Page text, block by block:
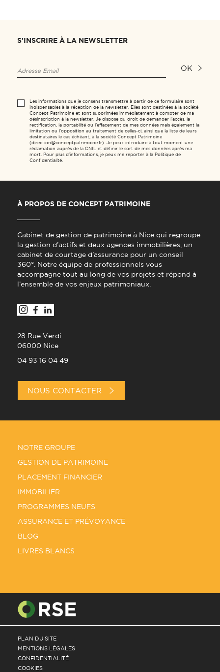
S'INSCRIRE À LA NEWSLETTER
OK
Les informations que je consens transmettre à partir de ce formulaire sont
indispensables à la réception de la newsletter. Elles sont destinées à la société
Concept Patrimoine et sont supprimées immédiatement à compter de ma
désinscription à la newsletter. Je dispose du droit de demander l’accès, la
rectification, la portabilité ou l’effacement de mes données mais également la
limitation ou l’opposition au traitement de celles-ci, ainsi que la liste de leurs
destinataires le cas échéant, à la société Concept Patrimoine
(direction@conceptpatrimoine.fr). Je peux introduire à tout moment une
réclamation auprès de la CNIL et définir le sort de mes données après ma
mort. Pour plus d’informations, je peux me reporter à la Politique de
Confidentialité.
À PROPOS DE CONCEPT PATRIMOINE
Cabinet de gestion de patrimoine à Nice qui regroupe
la gestion d’actifs et deux agences immobilières, un
cabinet de courtage d’assurance pour un conseil
360°. Notre équipe de professionnels vous
accompagne tout au long de vos projets et répond à
l’ensemble de vos enjeux patrimoniaux.
28 Rue Verdi
06000 Nice
04 93 16 04 49
NOUS CONTACTER
NOTRE GROUPE
GESTION DE PATRIMOINE
PLACEMENT FINANCIER
IMMOBILIER
PROGRAMMES NEUFS
ASSURANCE ET PRÉVOYANCE
BLOG
LIVRES BLANCS
PLAN DU SITE
MENTIONS LÉGALES
CONFIDENTIALITÉ
COOKIES